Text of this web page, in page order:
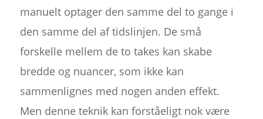
manuelt optager den samme del to gange i
den samme del af tidslinjen. De små
forskelle mellem de to takes kan skabe
bredde og nuancer, som ikke kan
sammenlignes med nogen anden effekt.
Men denne teknik kan forståeligt nok være